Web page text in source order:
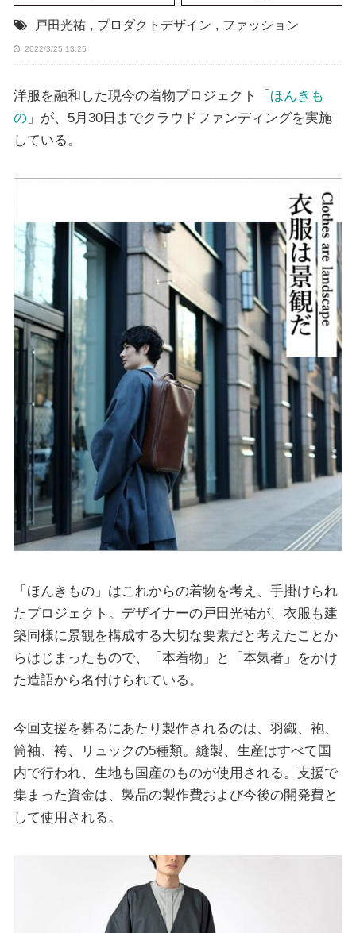
戸田光祐 , プロダクトデザイン , ファッション
2022/3/25 13:25
洋服を融和した現今の着物プロジェクト「 ほんきも
の」が、5月30日までクラウドファンディングを実施
している。
「ほんきもの」はこれからの着物を考え、手掛けられ
たプロジェクト。デザイナーの戸田光祐が、衣服も建
築同様に景観を構成する大切な要素だと考えたことか
らはじまったもので、「本着物」と「本気者」をかけ
た造語から名付けられている。
今回支援を募るにあたり製作されるのは、羽織、袍、
筒袖、袴、リュックの5種類。縫製、生産はすべて国
内で行われ、生地も国産のものが使用される。支援で
集まった資金は、製品の製作費および今後の開発費と
して使用される。